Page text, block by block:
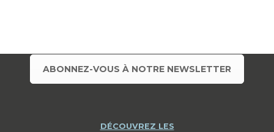
ABONNEZ-VOUS À NOTRE NEWSLETTER
DÉCOUVREZ LES